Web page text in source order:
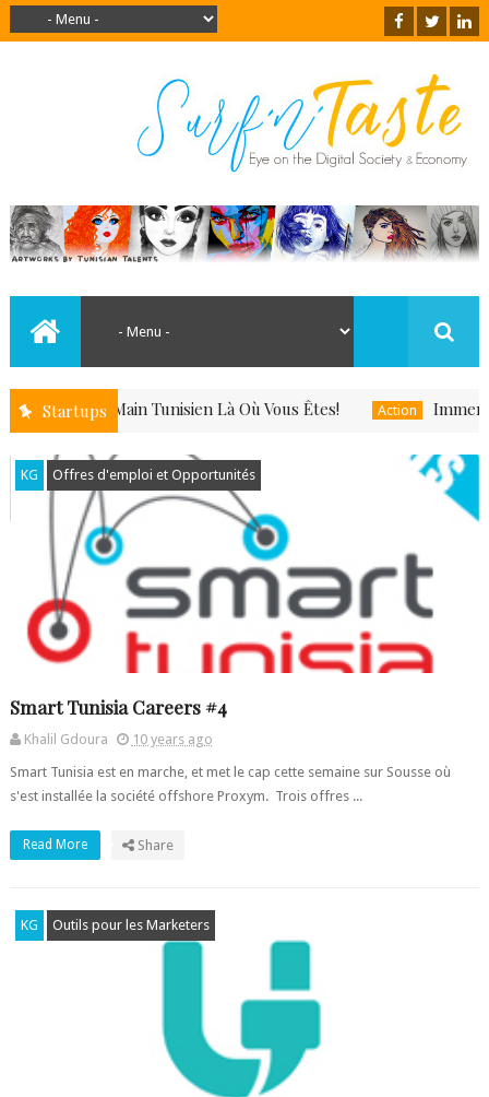
Startups
Fait-Main Tunisien Là Où Vous Êtes! Action Immersion
KG Offres d'emploi et Opportunités
Smart Tunisia Careers #4
Khalil Gdoura
10 years ago
Smart Tunisia est en marche, et met le cap cette semaine sur Sousse où
s'est installée la société offshore Proxym. Trois offres ...
Read More Share
KG Outils pour les Marketers